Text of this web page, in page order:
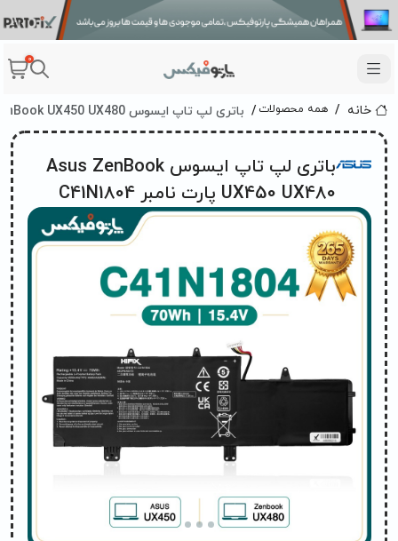
0
خانه همه محصولات باتری لپ تاپ ایسوس Asus ZenBook UX450 UX480 پارت نامبر C41N1804
باتری لپ تاپ ایسوس Asus ZenBook
UX450 UX480 پارت نامبر C41N1804